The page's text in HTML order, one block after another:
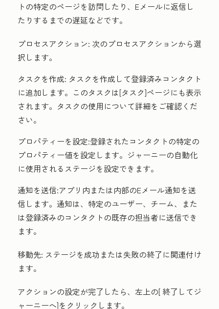
トの特定のページを訪問したり、Eメールに返信し
たりするまでの遅延などです。
プロセスアクション: 次のプロセスアクションから選
択します。
タスクを作成: タスクを作成して登録済みコンタクト
に追加します。このタスクは[タスク]ページにも表示
されます。タスクの使用について詳細をご確認くだ
さい。
プロパティーを設定:登録されたコンタクトの特定の
プロパティー値を設定します。ジャーニーの自動化
に使用されるステージを設定できます。
通知を送信:アプリ内または内部のEメール通知を送
信します。通知は、特定のユーザー、チーム、また
は登録済みのコンタクトの既存の担当者に送信でき
ます。
移動先: ステージを成功または失敗の終了に関連付け
ます。
アクションの設定が完了したら、左上の[ 終了してジ
ャーニーへ]をクリックします。